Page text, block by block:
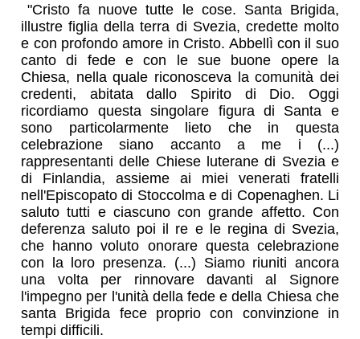
"Cristo fa nuove tutte le cose. Santa Brigida,
illustre figlia della terra di Svezia, credette molto
e con profondo amore in Cristo. Abbellì con il suo
canto di fede e con le sue buone opere la
Chiesa, nella quale riconosceva la comunità dei
credenti, abitata dallo Spirito di Dio. Oggi
ricordiamo questa singolare figura di Santa e
sono particolarmente lieto che in questa
celebrazione siano accanto a me i (...)
rappresentanti delle Chiese luterane di Svezia e
di Finlandia, assieme ai miei venerati fratelli
nell'Episcopato di Stoccolma e di Copenaghen. Li
saluto tutti e ciascuno con grande affetto. Con
deferenza saluto poi il re e le regina di Svezia,
che hanno voluto onorare questa celebrazione
con la loro presenza. (...) Siamo riuniti ancora
una volta per rinnovare davanti al Signore
l'impegno per l'unità della fede e della Chiesa che
santa Brigida fece proprio con convinzione in
tempi difficili.